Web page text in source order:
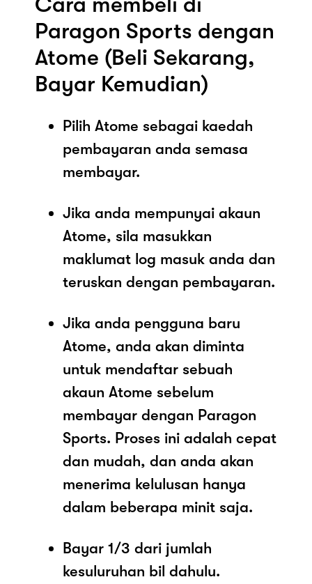
Paragon Sports dengan
Atome (Beli Sekarang,
Bayar Kemudian)
Pilih Atome sebagai kaedah
pembayaran anda semasa
membayar.
Jika anda mempunyai akaun
Atome, sila masukkan
maklumat log masuk anda dan
teruskan dengan pembayaran.
Jika anda pengguna baru
Atome, anda akan diminta
untuk mendaftar sebuah
akaun Atome sebelum
membayar dengan Paragon
Sports. Proses ini adalah cepat
dan mudah, dan anda akan
menerima kelulusan hanya
dalam beberapa minit saja.
Bayar 1/3 dari jumlah
kesuluruhan bil dahulu.